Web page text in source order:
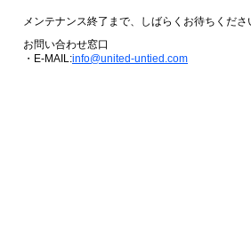
メンテナンス終了まで、しばらくお待ちくださ
お問い合わせ窓口
・E-MAIL:info@united-untied.com